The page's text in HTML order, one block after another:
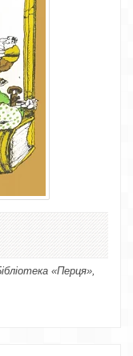
«Перця»,